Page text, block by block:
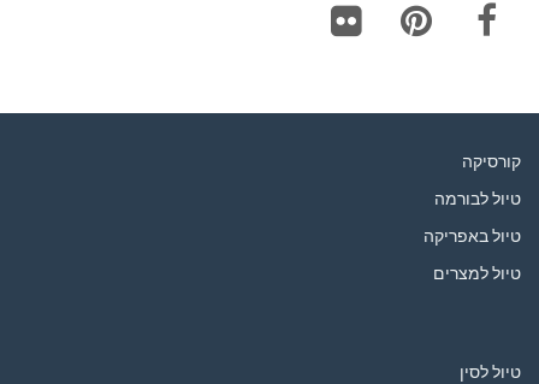
קורסיקה
טיול לבורמה
טיול באפריקה
טיול למצרים
טיול לסין